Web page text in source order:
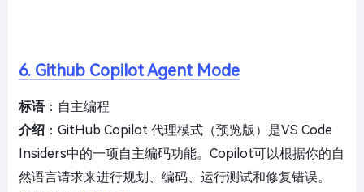
6. Github Copilot Agent Mode
标语：自主编程
介绍 ：GitHub Copilot 代理模式（预览版）是VS Code
Insiders中的一项自主编码功能。Copilot可以根据你的自
然语言请求来进行规划、编码、运行测试和修复错误。